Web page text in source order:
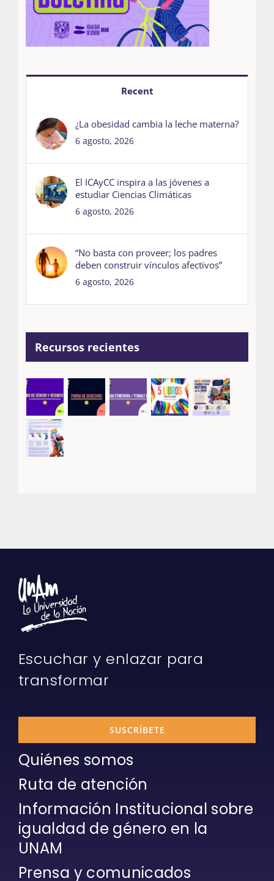
Recent
¿La obesidad cambia la leche materna?
6 agosto, 2026
El ICAyCC inspira a las jóvenes a
estudiar Ciencias Climáticas
6 agosto, 2026
“No basta con proveer; los padres
deben construir vínculos afectivos”
6 agosto, 2026
Recursos recientes
Escuchar y enlazar para
transformar
SUSCRÍBETE
Quiénes somos
Ruta de atención
Información Institucional sobre
igualdad de género en la
UNAM
Prensa y comunicados